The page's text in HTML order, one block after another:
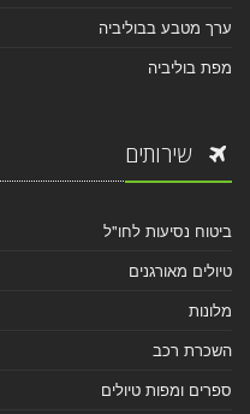
ערך מטבע בבוליביה
מפת בוליביה
שירותים
ביטוח נסיעות לחו"ל
טיולים מאורגנים
מלונות
השכרת רכב
ספרים ומפות טיולים